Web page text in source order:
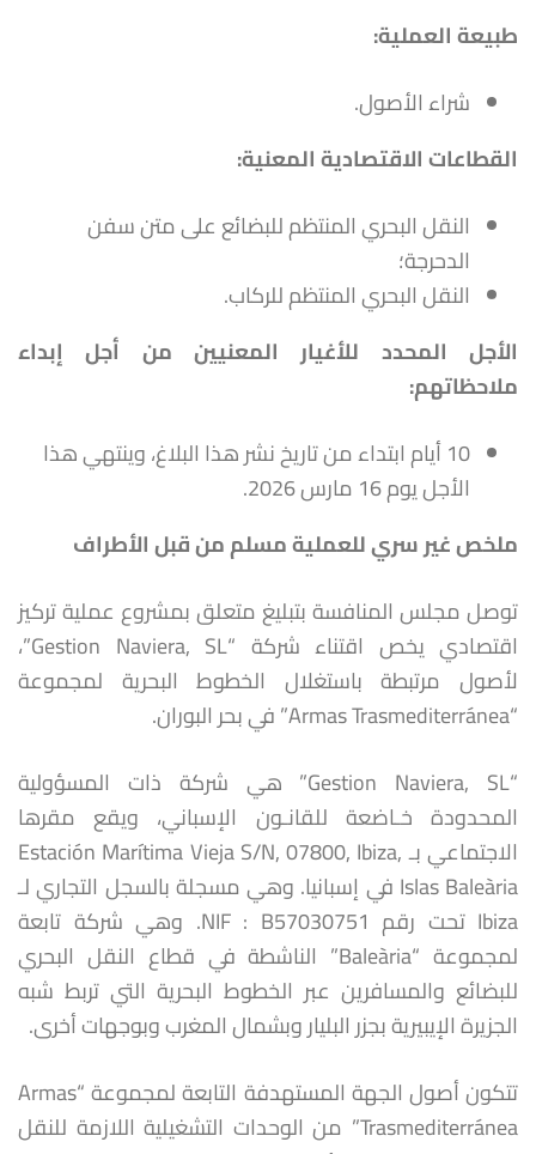
طبيعة العملية:
شراء الأصول.
القطاعات الاقتصادية المعنية:
النقل البحري المنتظم للبضائع على متن سفن
الدحرجة؛
النقل البحري المنتظم للركاب.
الأجل المحدد للأغيار المعنيين من أجل إبداء
ملاحظاتهم:
10 أيام ابتداء من تاريخ نشر هذا البلاغ، وينتهي هذا
الأجل يوم 16 مارس 2026.
ملخص غير سري للعملية مسلم من قبل الأطراف
توصل مجلس المنافسة بتبليغ متعلق بمشروع عملية تركيز
اقتصادي يخص اقتناء شركة “Gestion Naviera, SL”،
لأصول مرتبطة باستغلال الخطوط البحرية لمجموعة
“Armas Trasmediterránea” في بحر البوران.
“Gestion Naviera, SL” هي شركة ذات المسؤولية
المحدودة خـاضعة للقانـون الإسباني، ويقع مقرها
الاجتماعي بـ Estación Marítima Vieja S/N, 07800, Ibiza,
Islas Baleària في إسبانيا. وهي مسجلة بالسجل التجاري لـ
Ibiza تحت رقم NIF : B57030751. وهي شركة تابعة
لمجموعة “Baleària” الناشطة في قطاع النقل البحري
للبضائع والمسافرين عبر الخطوط البحرية التي تربط شبه
الجزيرة الإيبيرية بجزر البليار وبشمال المغرب وبوجهات أخرى.
تتكون أصول الجهة المستهدفة التابعة لمجموعة “Armas
Trasmediterránea” من الوحدات التشغيلية اللازمة للنقل